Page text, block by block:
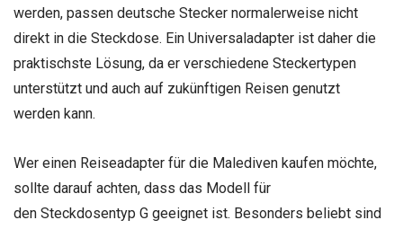
werden, passen deutsche Stecker normalerweise nicht
direkt in die Steckdose. Ein Universaladapter ist daher die
praktischste Lösung, da er verschiedene Steckertypen
unterstützt und auch auf zukünftigen Reisen genutzt
werden kann.
Wer einen Reiseadapter für die Malediven kaufen möchte,
sollte darauf achten, dass das Modell für
den Steckdosentyp G geeignet ist. Besonders beliebt sind